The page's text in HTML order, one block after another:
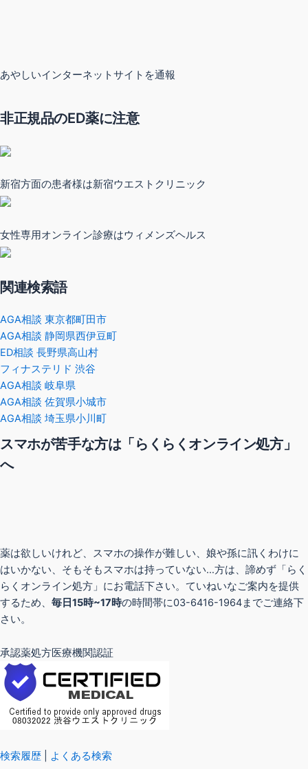
あやしいインターネットサイトを通報
非正規品のED薬に注意
新宿方面の患者様は新宿ウエストクリニック
女性専用オンライン診療はウィメンズヘルス
関連検索語
AGA相談 東京都町田市
AGA相談 静岡県西伊豆町
ED相談 長野県高山村
フィナステリド 渋谷
AGA相談 岐阜県
AGA相談 佐賀県小城市
AGA相談 埼玉県小川町
スマホが苦手な方は「らくらくオンライン処方」
へ
薬は欲しいけれど、スマホの操作が難しい、娘や孫に訊くわけに
はいかない、そもそもスマホは持っていない…方は、諦めず「らく
らくオンライン処方」にお電話下さい。ていねいなご案内を提供
するため、 毎日15時~17時の時間帯に03-6416-1964までご連絡下
さい。
承認薬処方医療機関認証
検索履歴 よくある検索